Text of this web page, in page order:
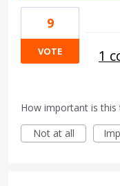
9
VOTE 1
How important is this
Not at all